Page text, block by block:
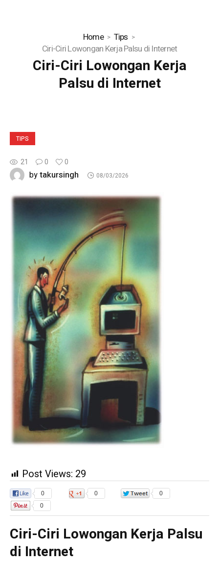
Home
Tips
Ciri-Ciri Lowongan Kerja Palsu di Internet
Ciri-Ciri Lowongan Kerja
Palsu di Internet
TIPS
21 0 0
bytakursingh 08/03/2026
Post Views: 29
0 0
0
0
Ciri-Ciri Lowongan Kerja Palsu
di Internet